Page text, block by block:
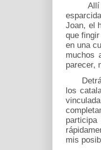
Allí
Joan, el
que
en una
muchos
parecer,
Detrás
los
mis